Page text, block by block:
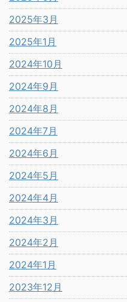
2025年3月
2025年1月
2024年10月
2024年9月
2024年8月
2024年7月
2024年6月
2024年5月
2024年4月
2024年3月
2024年2月
2024年1月
2023年12月